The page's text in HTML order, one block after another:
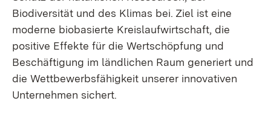
Biodiversität und des Klimas bei. Ziel ist eine
moderne biobasierte Kreislaufwirtschaft, die
positive Effekte für die Wertschöpfung und
Beschäftigung im ländlichen Raum generiert und
die Wettbewerbsfähigkeit unserer innovativen
Unternehmen sichert.